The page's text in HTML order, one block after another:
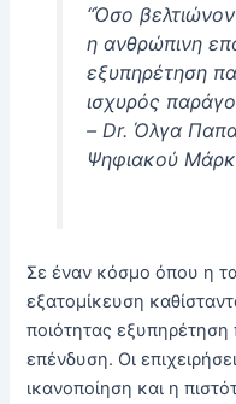
“Όσο
η ανθρώπινη
εξυπηρέτηση
ισχυρός
– Dr. Όλγα
Ψηφιακού
Σε έναν κόσμο όπου η
εξατομίκευση
ποιότητας
επένδυση. Οι
ικανοποίηση και η